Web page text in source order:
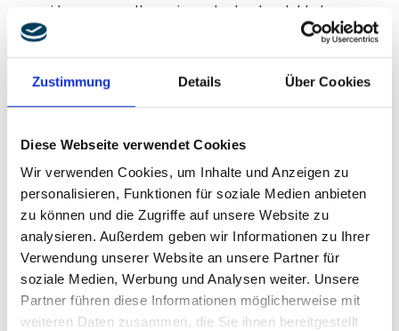
Zustimmung Details Über Cookies
Diese Webseite verwendet Cookies
Wir verwenden Cookies, um Inhalte und Anzeigen zu
personalisieren, Funktionen für soziale Medien anbieten
zu können und die Zugriffe auf unsere Website zu
analysieren. Außerdem geben wir Informationen zu Ihrer
Verwendung unserer Website an unsere Partner für
soziale Medien, Werbung und Analysen weiter. Unsere
Partner führen diese Informationen möglicherweise mit
weiteren Daten zusammen, die Sie ihnen bereitgestellt
conocidos para muelles y piezas de alambre doblado, como
aleaciones con memoria de forma y compuestos de fibra,
para su aplicación.
Utilizamos una amplia variedad de secciones transversales de
alambre, desde redondas a perfiladas o rectangulares, con el
términos de distribución de tensiones o espacio de
instalación. Dependiendo de la aplicación, también es
posible aplicar revestimientos superficiales como
galvanizado o cincado en escamas, revestimiento catódico
por inmersión (CDC) o sistemas de corrosión por microcapas
(MCS) para mejorar la resistencia a la corrosión.
Para aumentar la vida útil del muelle, también ofrecemos el
endurecimiento de la superficie mediante nitruración, que